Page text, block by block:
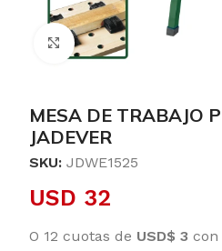
Clic para ampliar
MESA DE TRABAJO
JADEVER
SKU: JDWE1525
USD 32
O 12 cuotas de USD$ 3 con